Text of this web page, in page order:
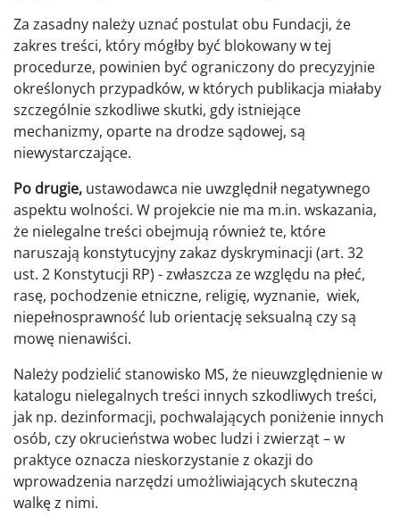
Za zasadny należy uznać postulat obu Fundacji, że
zakres treści, który mógłby być blokowany w tej
procedurze, powinien być ograniczony do precyzyjnie
określonych przypadków, w których publikacja miałaby
szczególnie szkodliwe skutki, gdy istniejące
mechanizmy, oparte na drodze sądowej, są
niewystarczające.
Po drugie, ustawodawca nie uwzględnił negatywnego
aspektu wolności. W projekcie nie ma m.in. wskazania,
że nielegalne treści obejmują również te, które
naruszają konstytucyjny zakaz dyskryminacji (art. 32
ust. 2 Konstytucji RP) - zwłaszcza ze względu na płeć,
rasę, pochodzenie etniczne, religię, wyznanie, wiek,
niepełnosprawność lub orientację seksualną czy są
mowę nienawiści.
Należy podzielić stanowisko MS, że nieuwzględnienie w
katalogu nielegalnych treści innych szkodliwych treści,
jak np. dezinformacji, pochwalających poniżenie innych
osób, czy okrucieństwa wobec ludzi i zwierząt – w
praktyce oznacza nieskorzystanie z okazji do
wprowadzenia narzędzi umożliwiających skuteczną
walkę z nimi.